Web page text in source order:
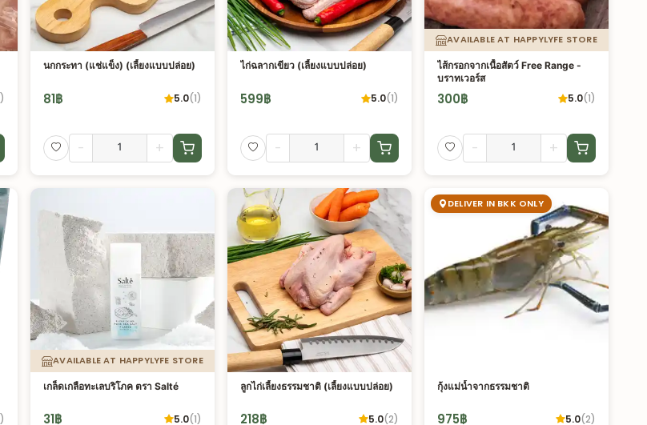
)
นกกระทา (แช่แข็ง) (เลี้ยงแบบปล่อย)
81฿ 5.0(1)
- +
ไก่ฉลากเขียว (เลี้ยงแบบปล่อย)
599฿ 5.0(1)
- +
AVAILABLE AT HAPPYLYFE STORE
ไส้กรอกจากเนื้อสัตว์ Free Range -
บราทเวอร์ส
300฿ 5.0(1)
- +
)
AVAILABLE AT HAPPYLYFE STORE
เกล็ดเกลือทะเลบริโภค ตรา Salté
31฿ 5.0(1)
ลูกไก่เลี้ยงธรรมชาติ (เลี้ยงแบบปล่อย)
218฿ 5.0(2)
DELIVER IN BKK ONLY
กุ้งแม่น้ำจากธรรมชาติ
975฿ 5.0(2)